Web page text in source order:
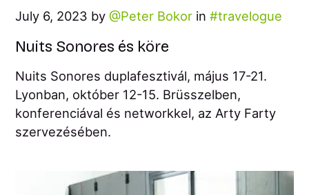
July 6, 2023 by Peter Bokor in travelogue
Nuits Sonores és köre
Nuits Sonores duplafesztivál, május 17-21.
Lyonban, október 12-15. Brüsszelben,
konferenciával és networkkel, az Arty Farty
szervezésében.